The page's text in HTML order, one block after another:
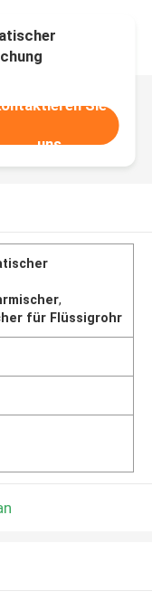
Sie
uns
,
für Flüssigrohr